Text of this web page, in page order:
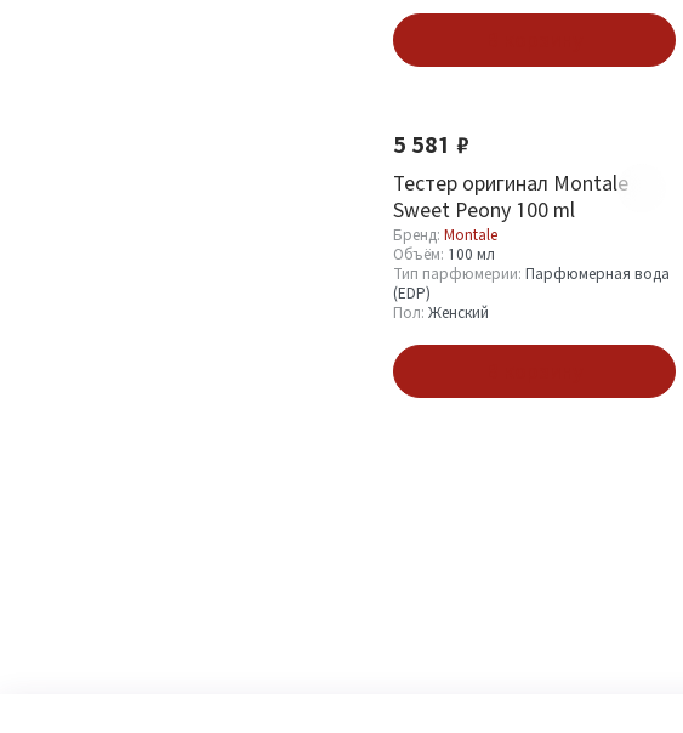
5 581 ₽
Тестер оригинал Montale
Sweet Peony 100 ml
Бренд: Montale
Объём: 100 мл
Тип парфюмерии: Парфюмерная вода
(EDP)
Пол: Женский